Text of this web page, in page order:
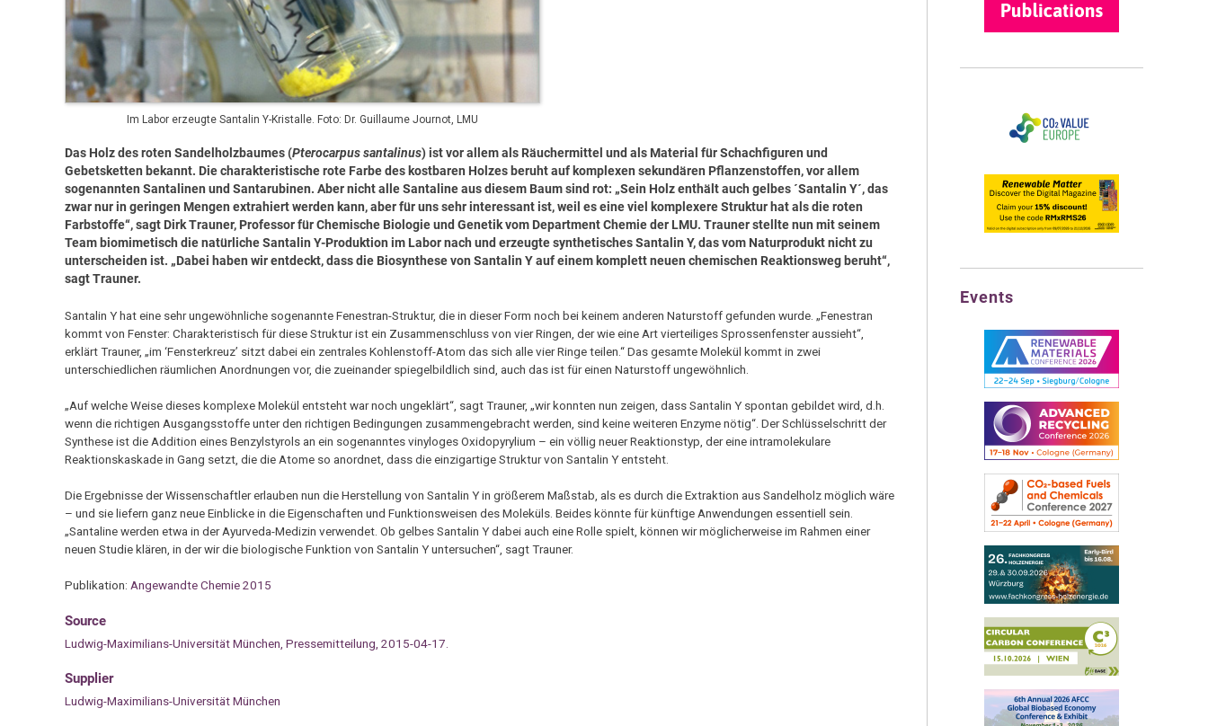
Im Labor erzeugte Santalin Y-Kristalle. Foto: Dr. Guillaume Journot, LMU
Das Holz des roten Sandelholzbaumes (Pterocarpus santalinus) ist vor allem als Räuchermittel und als Material für Schachfiguren und
Gebetsketten bekannt. Die charakteristische rote Farbe des kostbaren Holzes beruht auf komplexen sekundären Pflanzenstoffen, vor allem
sogenannten Santalinen und Santarubinen. Aber nicht alle Santaline aus diesem Baum sind rot: „Sein Holz enthält auch gelbes ´Santalin Y´, das
zwar nur in geringen Mengen extrahiert werden kann, aber für uns sehr interessant ist, weil es eine viel komplexere Struktur hat als die roten
Farbstoffe“, sagt Dirk Trauner, Professor für Chemische Biologie und Genetik vom Department Chemie der LMU. Trauner stellte nun mit seinem
Team biomimetisch die natürliche Santalin Y-Produktion im Labor nach und erzeugte synthetisches Santalin Y, das vom Naturprodukt nicht zu
unterscheiden ist. „Dabei haben wir entdeckt, dass die Biosynthese von Santalin Y auf einem komplett neuen chemischen Reaktionsweg beruht“,
sagt Trauner.
Santalin Y hat eine sehr ungewöhnliche sogenannte Fenestran-Struktur, die in dieser Form noch bei keinem anderen Naturstoff gefunden wurde. „Fenestran
kommt von Fenster: Charakteristisch für diese Struktur ist ein Zusammenschluss von vier Ringen, der wie eine Art vierteiliges Sprossenfenster aussieht“,
erklärt Trauner, „im ‘Fensterkreuz’ sitzt dabei ein zentrales Kohlenstoff-Atom das sich alle vier Ringe teilen.“ Das gesamte Molekül kommt in zwei
unterschiedlichen räumlichen Anordnungen vor, die zueinander spiegelbildlich sind, auch das ist für einen Naturstoff ungewöhnlich.
„Auf welche Weise dieses komplexe Molekül entsteht war noch ungeklärt“, sagt Trauner, „wir konnten nun zeigen, dass Santalin Y spontan gebildet wird, d.h.
wenn die richtigen Ausgangsstoffe unter den richtigen Bedingungen zusammengebracht werden, sind keine weiteren Enzyme nötig“. Der Schlüsselschritt der
Synthese ist die Addition eines Benzylstyrols an ein sogenanntes vinyloges Oxidopyrylium – ein völlig neuer Reaktionstyp, der eine intramolekulare
Reaktionskaskade in Gang setzt, die die Atome so anordnet, dass die einzigartige Struktur von Santalin Y entsteht.
Die Ergebnisse der Wissenschaftler erlauben nun die Herstellung von Santalin Y in größerem Maßstab, als es durch die Extraktion aus Sandelholz möglich wäre
– und sie liefern ganz neue Einblicke in die Eigenschaften und Funktionsweisen des Moleküls. Beides könnte für künftige Anwendungen essentiell sein.
„Santaline werden etwa in der Ayurveda-Medizin verwendet. Ob gelbes Santalin Y dabei auch eine Rolle spielt, können wir möglicherweise im Rahmen einer
neuen Studie klären, in der wir die biologische Funktion von Santalin Y untersuchen“, sagt Trauner.
Publikation: Angewandte Chemie 2015
Source
Ludwig-Maximilians-Universität München, Pressemitteilung, 2015-04-17.
Supplier
Ludwig-Maximilians-Universität München
Events